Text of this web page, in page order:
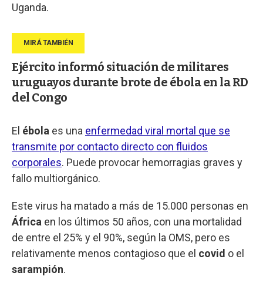
Uganda.
Ejército informó situación de militares
uruguayos durante brote de ébola en la RD
del Congo
El ébola es una enfermedad viral mortal que se
transmite por contacto directo con fluidos
corporales. Puede provocar hemorragias graves y
fallo multiorgánico.
Este virus ha matado a más de 15.000 personas en
África en los últimos 50 años, con una mortalidad
de entre el 25% y el 90%, según la OMS, pero es
relativamente menos contagioso que el covid o el
sarampión.